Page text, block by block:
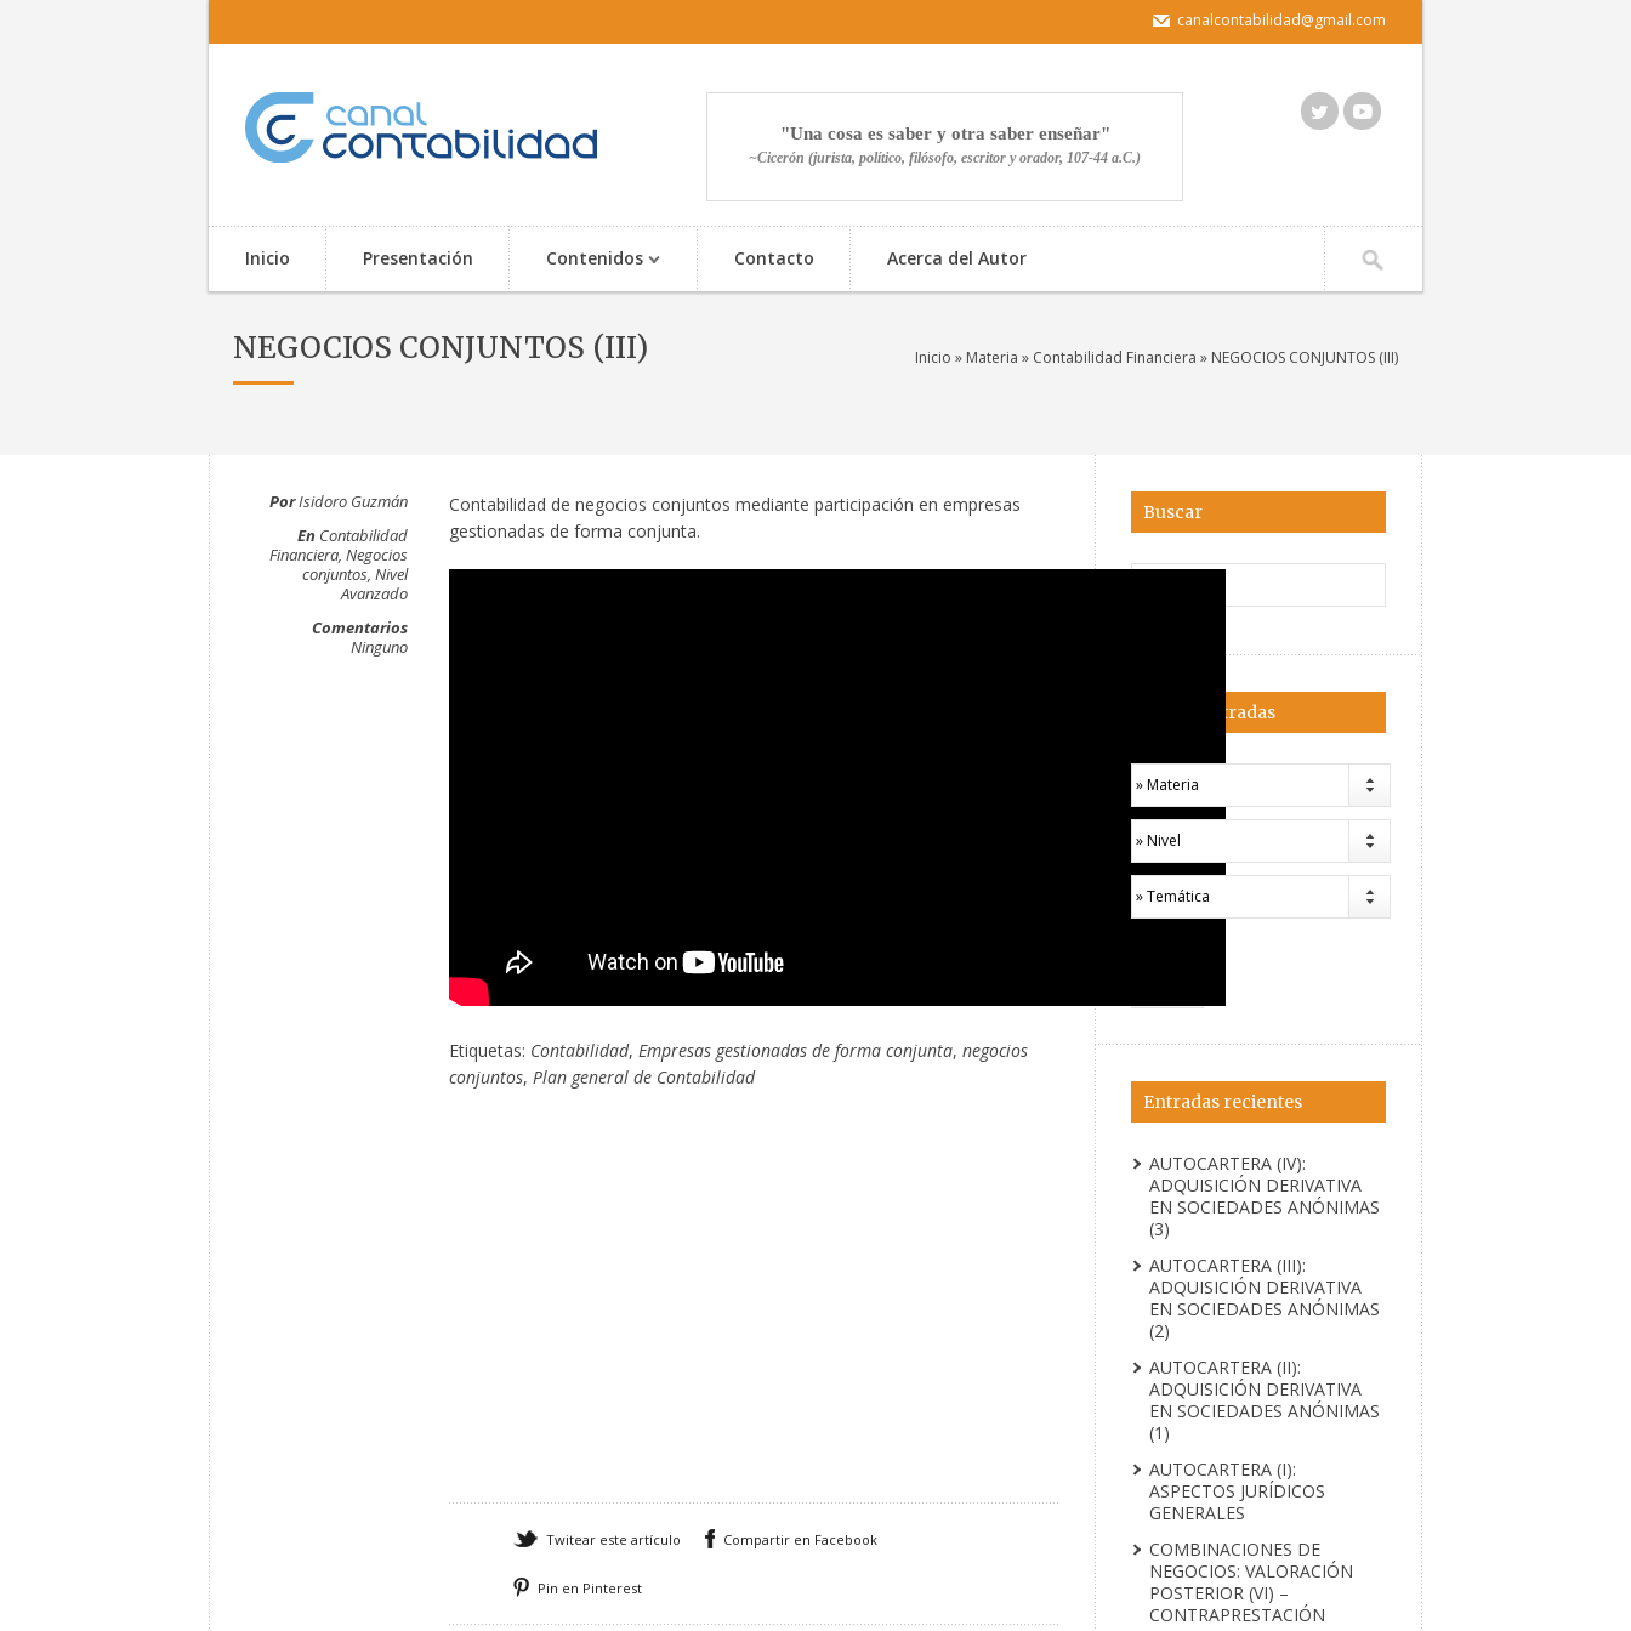
canalcontabilidad@gmail.com
Una cosa es saber y otra saber enseñar
~Cicerón (jurista, político, filósofo, escritor y orador, 107-44 a.C.)
Inicio Presentación Contenidos Contacto Acerca del Autor
NEGOCIOS CONJUNTOS (III) Inicio » Materia » Contabilidad Financiera » NEGOCIOS CONJUNTOS (III)
PorIsidoro Guzmán
En Contabilidad
Financiera, Negocios
conjuntos, Nivel
Avanzado
Comentarios
Ninguno
Contabilidad de negocios conjuntos mediante participación en empresas
gestionadas de forma conjunta.
Etiquetas: Contabilidad, Empresas gestionadas de forma conjunta, negocios
conjuntos, Plan general de Contabilidad
Twitear este artículo Compartir en Facebook
Pin en Pinterest
Buscar
Filtrar entradas
» Materia
» Nivel
» Temática
Entradas recientes
AUTOCARTERA (IV):
ADQUISICIÓN DERIVATIVA
EN SOCIEDADES ANÓNIMAS
(3)
AUTOCARTERA (III):
ADQUISICIÓN DERIVATIVA
EN SOCIEDADES ANÓNIMAS
(2)
AUTOCARTERA (II):
ADQUISICIÓN DERIVATIVA
EN SOCIEDADES ANÓNIMAS
(1)
AUTOCARTERA (I):
ASPECTOS JURÍDICOS
GENERALES
COMBINACIONES DE
NEGOCIOS: VALORACIÓN
POSTERIOR (VI) –
CONTRAPRESTACIÓN